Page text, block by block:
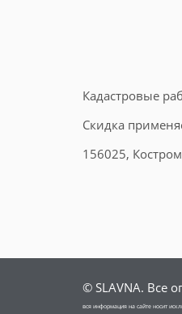
Кадастровые
Скидка
156025,
© SLAVNA. Все
вся информация на сайте носит